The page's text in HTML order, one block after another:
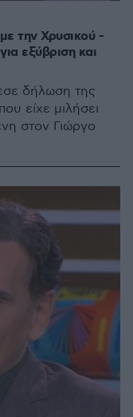
την Χρυσικού -
εξύβριση και
δήλωση της
είχε μιλήσει
στον Γιώργο